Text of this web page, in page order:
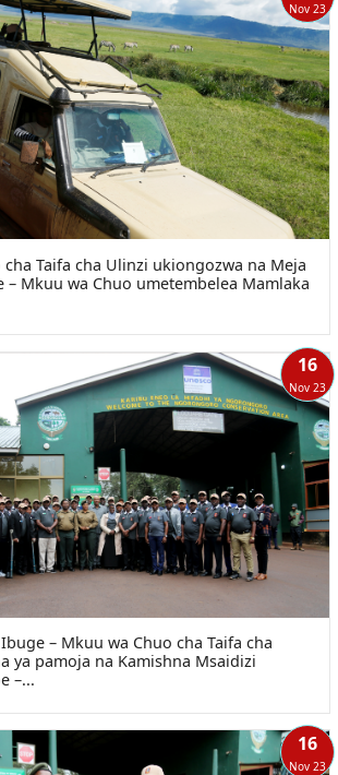
Nov 23
Taifa cha Ulinzi ukiongozwa na Meja
– Mkuu wa Chuo umetembelea Mamlaka
16
Nov 23
– Mkuu wa Chuo cha Taifa cha
ya pamoja na Kamishna Msaidizi
–...
16
Nov 23